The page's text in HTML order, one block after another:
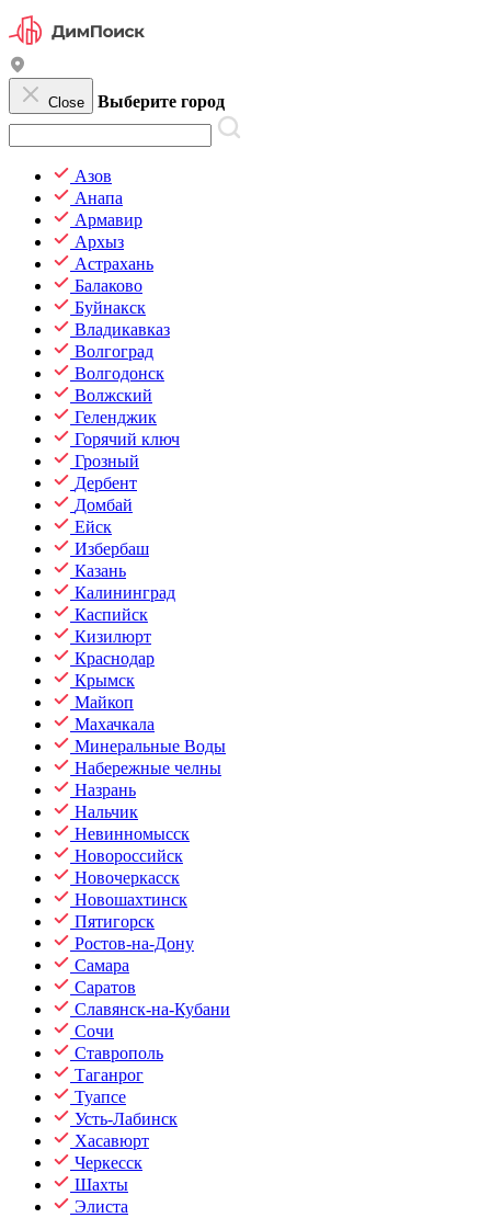
Close Выберите город
Азов
Анапа
Армавир
Архыз
Астрахань
Балаково
Буйнакск
Владикавказ
Волгоград
Волгодонск
Волжский
Геленджик
Горячий ключ
Грозный
Дербент
Домбай
Ейск
Избербаш
Казань
Калининград
Каспийск
Кизилюрт
Краснодар
Крымск
Майкоп
Махачкала
Минеральные Воды
Набережные челны
Назрань
Нальчик
Невинномысск
Новороссийск
Новочеркасск
Новошахтинск
Пятигорск
Ростов-на-Дону
Самара
Саратов
Славянск-на-Кубани
Сочи
Ставрополь
Таганрог
Туапсе
Усть-Лабинск
Хасавюрт
Черкесск
Шахты
Элиста